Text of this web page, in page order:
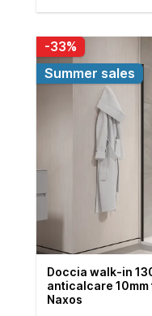
-33%
Summer sales
Doccia walk-in
anticalcare 10mm
Naxos